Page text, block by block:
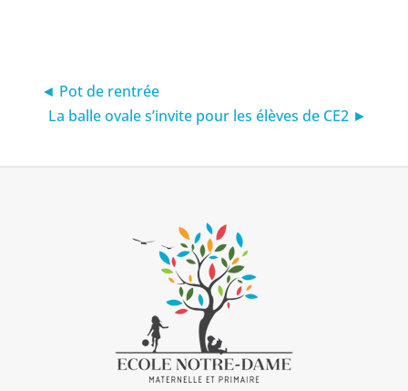
◄ Pot de rentrée
La balle ovale s’invite pour les élèves de CE2 ►